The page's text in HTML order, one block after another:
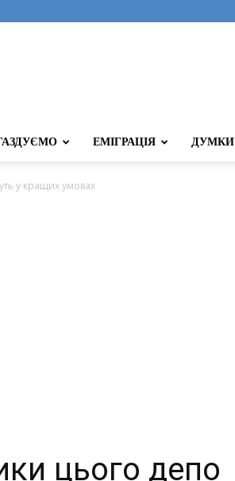
ЕМІГРАЦІЯ ДУМКИ
у кращих умовах
цього депо